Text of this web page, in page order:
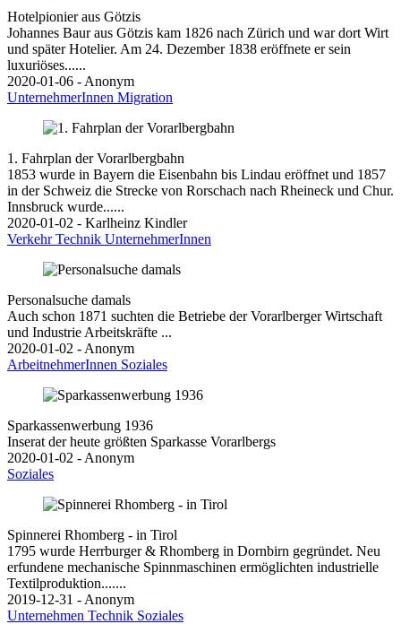
Hotelpionier aus Götzis
Johannes Baur aus Götzis kam 1826 nach Zürich und war dort Wirt
und später Hotelier. Am 24. Dezember 1838 eröffnete er sein
luxuriöses......
2020-01-06 - Anonym
UnternehmerInnen Migration
1. Fahrplan der Vorarlbergbahn
1853 wurde in Bayern die Eisenbahn bis Lindau eröffnet und 1857
in der Schweiz die Strecke von Rorschach nach Rheineck und Chur.
Innsbruck wurde......
2020-01-02 - Karlheinz Kindler
VerkehrTechnik UnternehmerInnen
Personalsuche damals
Auch schon 1871 suchten die Betriebe der Vorarlberger Wirtschaft
und Industrie Arbeitskräfte ...
2020-01-02 - Anonym
ArbeitnehmerInnen Soziales
Sparkassenwerbung 1936
Inserat der heute größten Sparkasse Vorarlbergs
2020-01-02 - Anonym
Soziales
Spinnerei Rhomberg - in Tirol
1795 wurde Herrburger & Rhomberg in Dornbirn gegründet. Neu
erfundene mechanische Spinnmaschinen ermöglichten industrielle
Textilproduktion.......
2019-12-31 - Anonym
Unternehmen Technik Soziales